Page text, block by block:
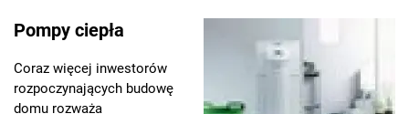
Pompy ciepła
Coraz więcej inwestorów
rozpoczynających budowę
domu rozważa